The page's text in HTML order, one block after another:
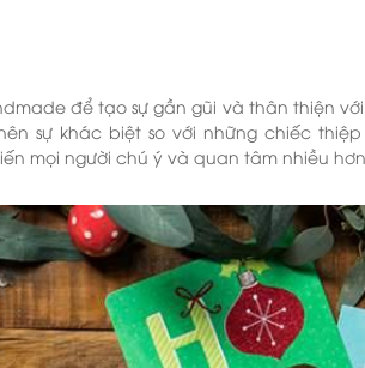
để tạo sự gần gũi và thân thiện với
sự khác biệt so với những chiếc
mọi người chú ý và quan tâm nhiều